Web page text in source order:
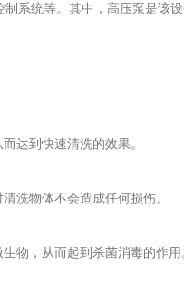
统等。其中，高压泵是该
达到快速清洗的效果。
物体不会造成任何损伤。
，从而起到杀菌消毒的作用